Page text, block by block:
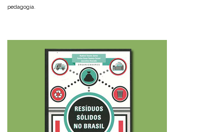
pedagogia.